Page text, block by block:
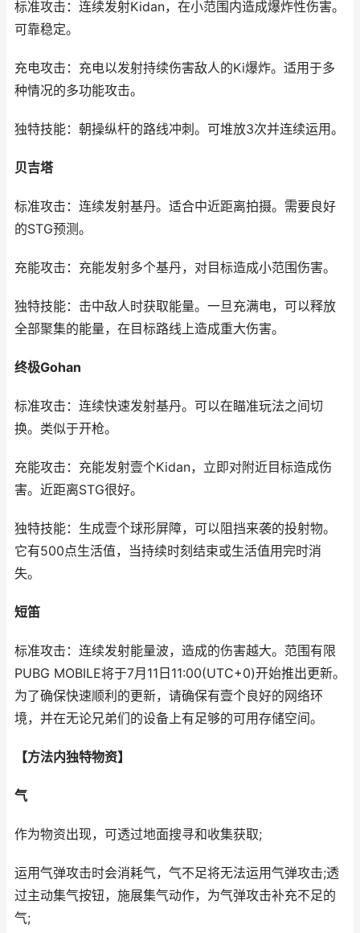
标准攻击：连续发射Kidan，在小范围内造成爆炸性伤害。
可靠稳定。
充电攻击：充电以发射持续伤害敌人的Ki爆炸。适用于多
种情况的多功能攻击。
独特技能：朝操纵杆的路线冲刺。可堆放3次并连续运用。
贝吉塔
标准攻击：连续发射基丹。适合中近距离拍摄。需要良好
的STG预测。
充能攻击：充能发射多个基丹，对目标造成小范围伤害。
独特技能：击中敌人时获取能量。一旦充满电，可以释放
全部聚集的能量，在目标路线上造成重大伤害。
终极Gohan
标准攻击：连续快速发射基丹。可以在瞄准玩法之间切
换。类似于开枪。
充能攻击：充能发射壹个Kidan，立即对附近目标造成伤
害。近距离STG很好。
独特技能：生成壹个球形屏障，可以阻挡来袭的投射物。
它有500点生活值，当持续时刻结束或生活值用完时消
失。
短笛
标准攻击：连续发射能量波，造成的伤害越大。范围有限
PUBG MOBILE将于7月11日11:00(UTC+0)开始推出更新。
为了确保快速顺利的更新，请确保有壹个良好的网络环
境，并在无论兄弟们的设备上有足够的可用存储空间。
【方法内独特物资】
气
作为物资出现，可透过地面搜寻和收集获取;
运用气弹攻击时会消耗气，气不足将无法运用气弹攻击;透
过主动集气按钮，施展集气动作，为气弹攻击补充不足的
气;